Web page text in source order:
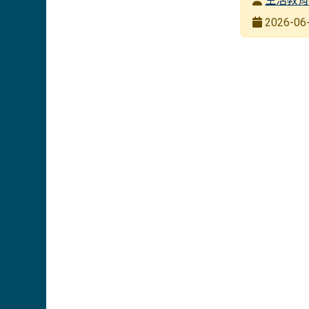
發布日期
2026-